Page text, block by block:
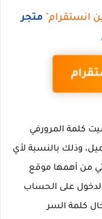
انستقرام" متجر
كلمة المرورفي
وذلك بالنسبة لأي
من أهمها موقع
على الحساب
كلمة السر